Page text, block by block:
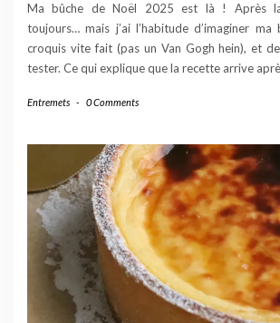
Ma bûche de Noël 2025 est là ! Après
toujours… mais j’ai l’habitude d’imaginer
croquis vite fait (pas un Van Gogh hein), et
tester. Ce qui explique que la recette arrive
Entremets - 0 Comments